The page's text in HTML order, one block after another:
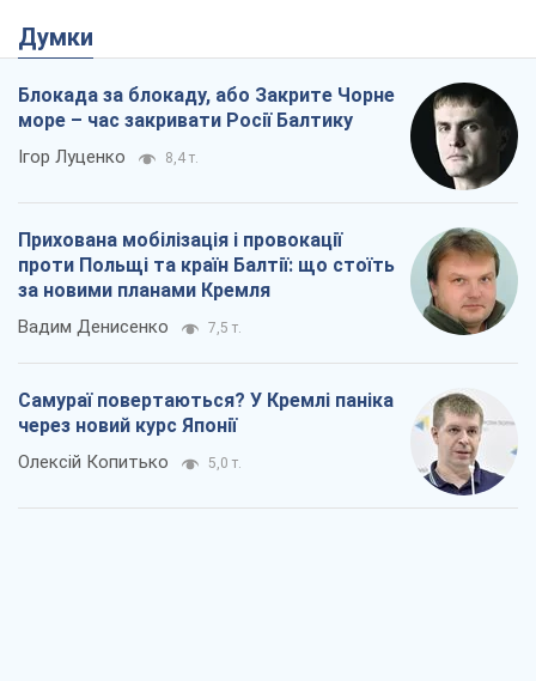
Думки
Блокада за блокаду, або Закрите Чорне
море – час закривати Росії Балтику
Ігор Луценко 8,4 т.
Прихована мобілізація і провокації
проти Польщі та країн Балтії: що стоїть
за новими планами Кремля
Вадим Денисенко 7,5 т.
Самураї повертаються? У Кремлі паніка
через новий курс Японії
Олексій Копитько 5,0 т.